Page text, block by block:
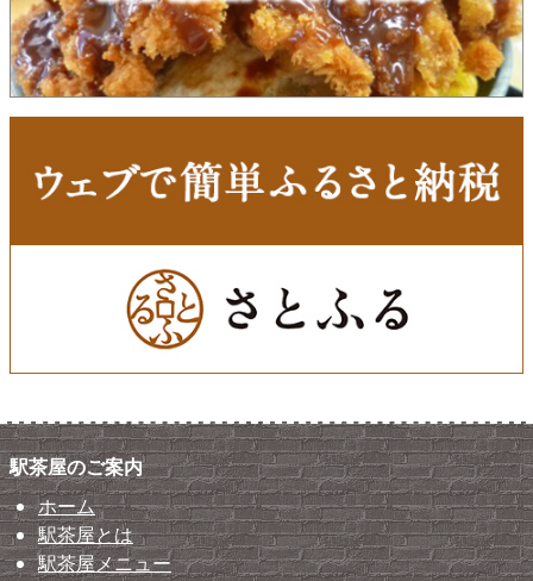
駅茶屋のご案内
ホーム
駅茶屋とは
駅茶屋メニュー